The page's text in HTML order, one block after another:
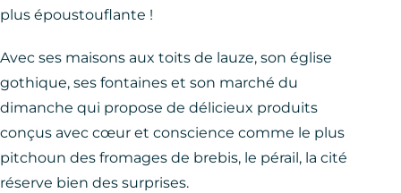
plus époustouflante !
Avec ses maisons aux toits de lauze, son église
gothique, ses fontaines et son marché du
dimanche qui propose de délicieux produits
conçus avec cœur et conscience comme le plus
pitchoun des fromages de brebis, le pérail, la cité
réserve bien des surprises.